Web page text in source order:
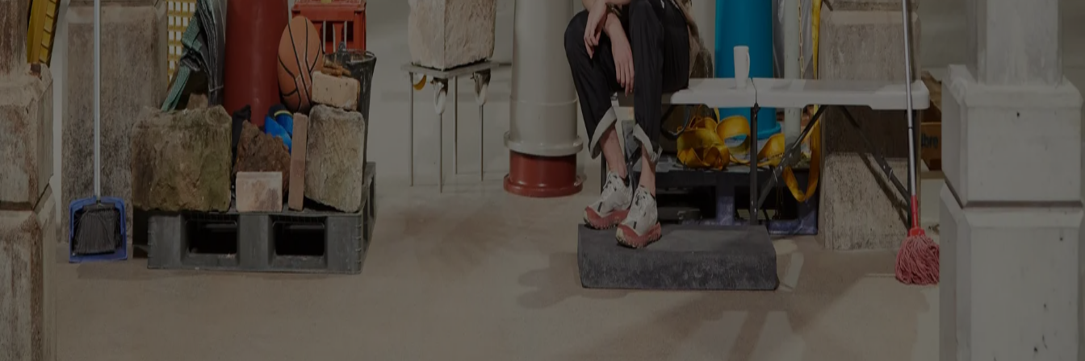
Potrebbe interessarti anche...
People
An Fonteyne: “il patrimonio deve creare attrito”
Tim Abrahams
Da Kortrijk al Kanal Centre Pompidou, la cofondatrice di noAarchitecten racconta il riuso come pratica culturale, prima ancora che ambientale
People
Mikoü Architectures: “cogliere la verità del progetto”Janima Nam
Dal Marocco alla Francia, Selma e Salwa Mikoü riflettono su come narrazioni culturali, artigianalità e contesto locale definiscano l’identità di ogni progetto
Reviews
“The key's under the mat”: il museo come spazio comune
Kate Goodwin
Mike Hewson trasforma un ex serbatoio petrolifero in uno spazio condiviso dove gioco, cura e vita collettiva mettono in discussione i confini del museo
The Global Architecture Platforfm
Direttore Responsabile – Alessandro Valenti